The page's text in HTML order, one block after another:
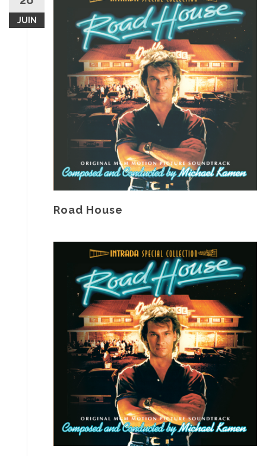
JUIN
Road House